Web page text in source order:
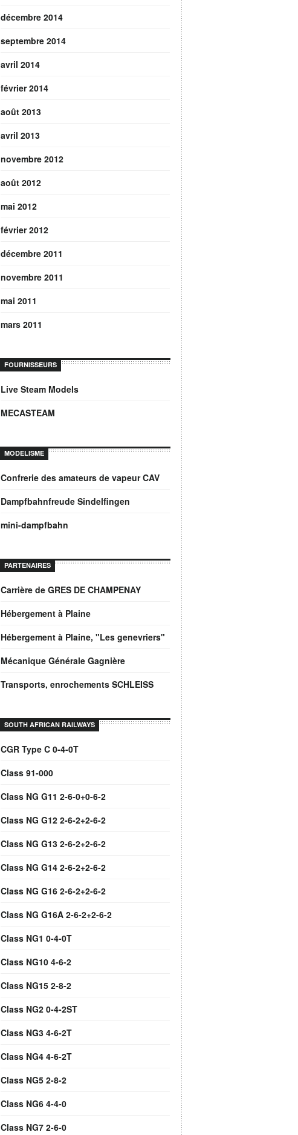
décembre 2014
septembre 2014
avril 2014
février 2014
août 2013
avril 2013
novembre 2012
août 2012
mai 2012
février 2012
décembre 2011
novembre 2011
mai 2011
mars 2011
FOURNISSEURS
Live Steam Models
MECASTEAM
MODELISME
Confrerie des amateurs de vapeur CAV
Dampfbahnfreude Sindelfingen
mini-dampfbahn
PARTENAIRES
Carrière de GRES DE CHAMPENAY
Hébergement à Plaine
Hébergement à Plaine, "Les genevriers"
Mécanique Générale Gagnière
Transports, enrochements SCHLEISS
SOUTH AFRICAN RAILWAYS
CGR Type C 0-4-0T
Class 91-000
Class NG G11 2-6-0+0-6-2
Class NG G12 2-6-2+2-6-2
Class NG G13 2-6-2+2-6-2
Class NG G14 2-6-2+2-6-2
Class NG G16 2-6-2+2-6-2
Class NG G16A 2-6-2+2-6-2
Class NG1 0-4-0T
Class NG10 4-6-2
Class NG15 2-8-2
Class NG2 0-4-2ST
Class NG3 4-6-2T
Class NG4 4-6-2T
Class NG5 2-8-2
Class NG6 4-4-0
Class NG7 2-6-0